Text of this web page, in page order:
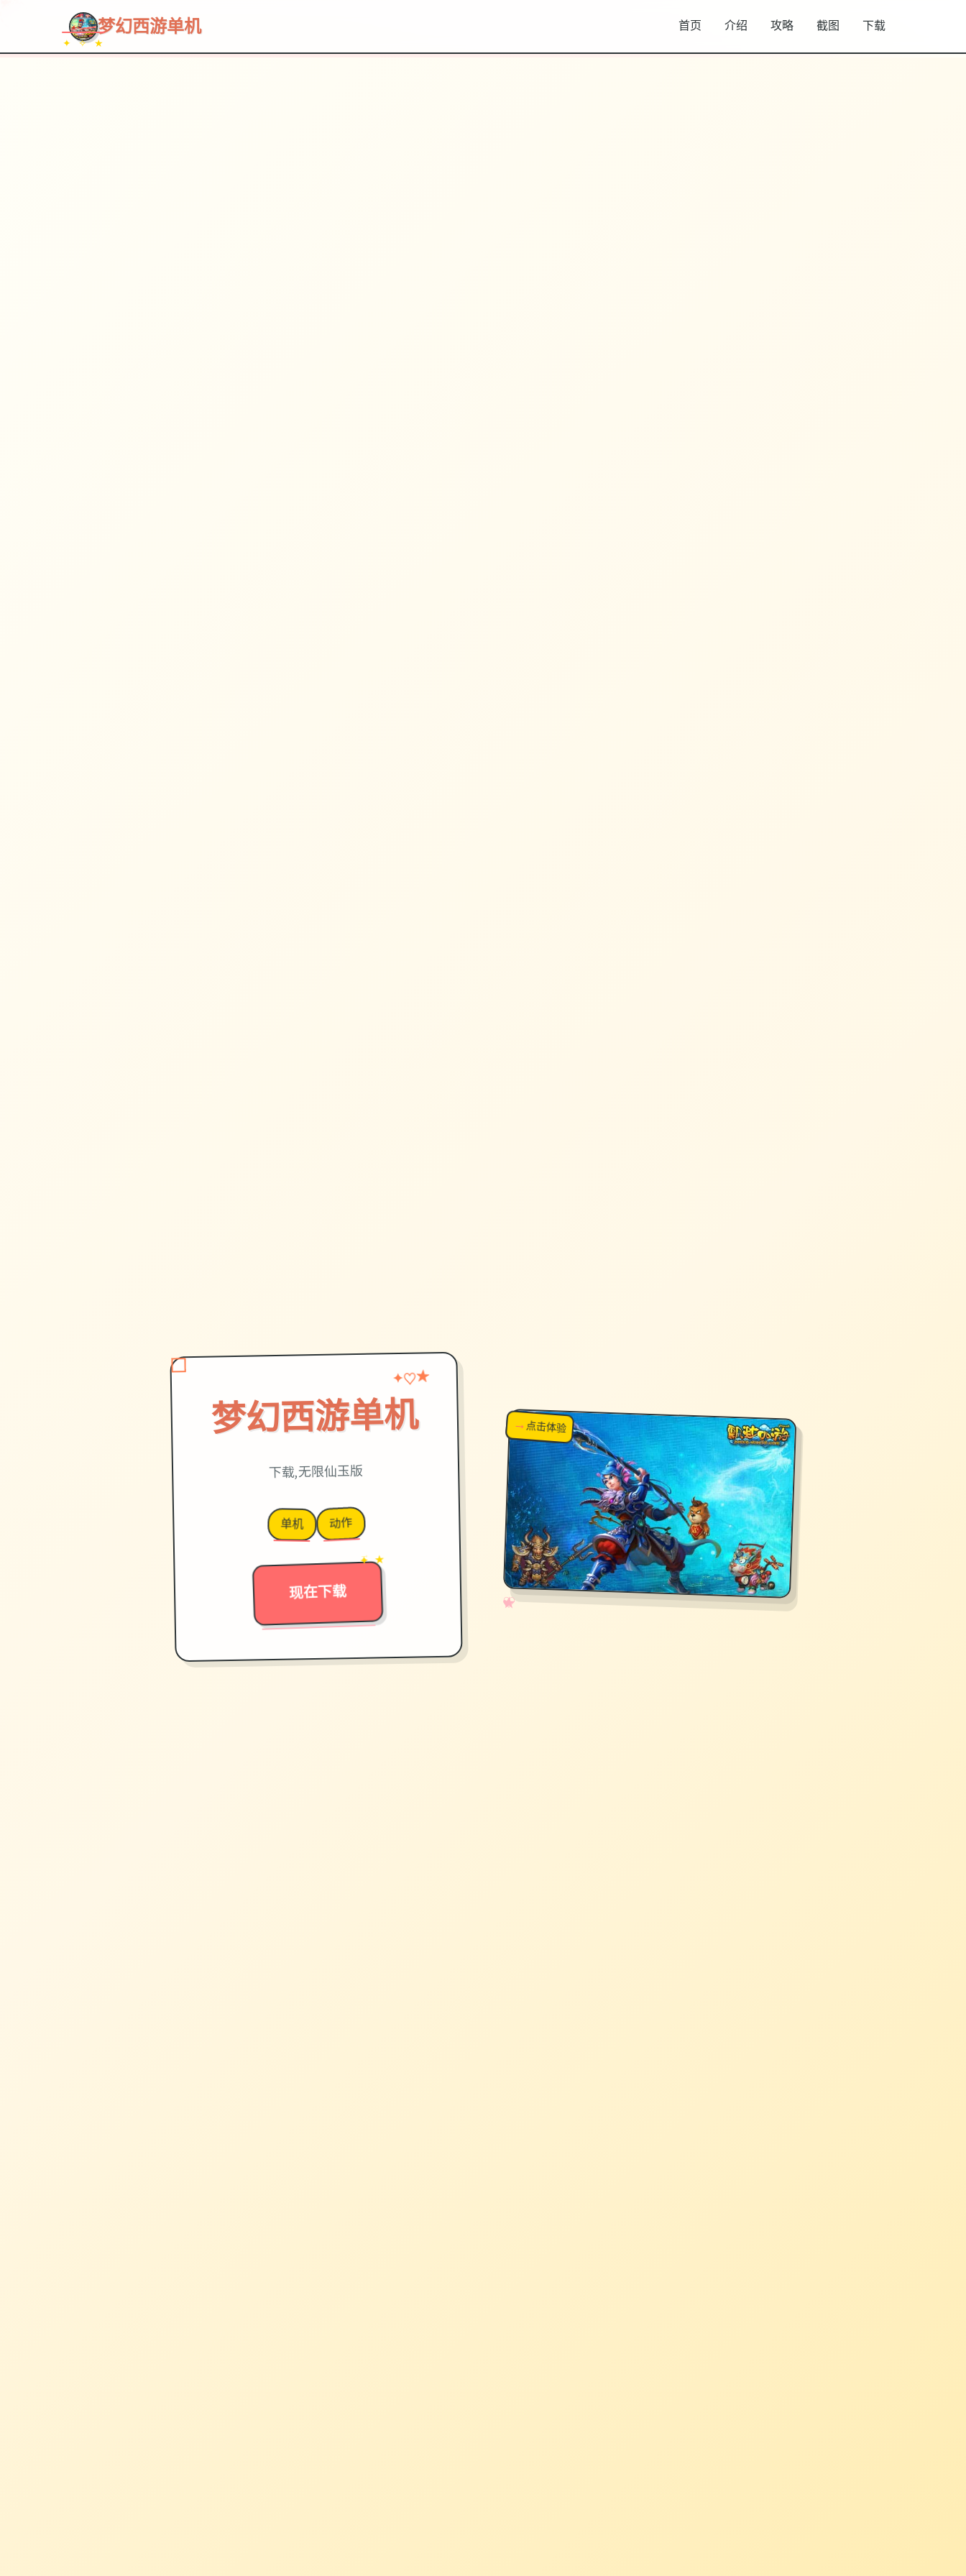
✦ ✧ ★
梦幻西游单机 首页 介绍 攻略 截图 下载
梦幻西游单机
✦♡★
下载,无限仙玉版
单机 动作
现在下载
→
✦ ★
✧
♡
★
♥
↗超棒！
→点击体验